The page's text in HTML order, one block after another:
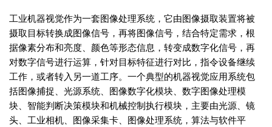
工业机器视觉作为一套图像处理系统，它由图像摄取装置将被
摄取目标转换成图像信号，再将图像信号，结合特定需求，根
据像素分布和亮度、颜色等形态信息，转变成数字化信号，再
对数字信号进行运算，针对目标特征进行对比，指令设备继续
工作，或者转入另一道工序。一个典型的机器视觉应用系统包
括图像捕捉、光源系统、图像数字化模块、数字图像处理模
块、智能判断决策模块和机械控制执行模块，主要由光源、镜
头、工业相机、图像采集卡、图像处理系统，算法与软件平